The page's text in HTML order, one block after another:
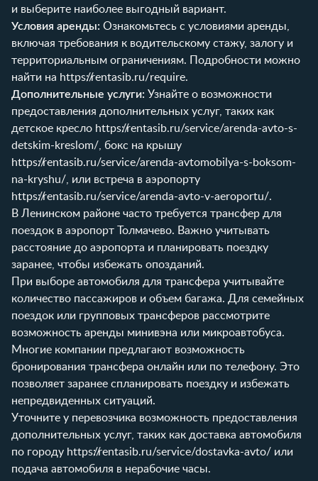
и выберите наиболее выгодный вариант.
Условия аренды: Ознакомьтесь с условиями аренды,
включая требования к водительскому стажу, залогу и
территориальным ограничениям. Подробности можно
найти на https://rentasib.ru/require.
Дополнительные услуги: Узнайте о возможности
предоставления дополнительных услуг, таких как
детское кресло https://rentasib.ru/service/arenda-avto-s-
detskim-kreslom/ , бокс на крышу
https://rentasib.ru/service/arenda-avtomobilya-s-boksom-
na-kryshu/ , или встреча в аэропорту
https://rentasib.ru/service/arenda-avto-v-aeroportu/.
В Ленинском районе часто требуется трансфер для
поездок в аэропорт Толмачево. Важно учитывать
расстояние до аэропорта и планировать поездку
заранее, чтобы избежать опозданий.
При выборе автомобиля для трансфера учитывайте
количество пассажиров и объем багажа. Для семейных
поездок или групповых трансферов рассмотрите
возможность аренды минивэна или микроавтобуса.
Многие компании предлагают возможность
бронирования трансфера онлайн или по телефону. Это
позволяет заранее спланировать поездку и избежать
непредвиденных ситуаций.
Уточните у перевозчика возможность предоставления
дополнительных услуг, таких как доставка автомобиля
по городу https://rentasib.ru/service/dostavka-avto/ или
подача автомобиля в нерабочие часы.